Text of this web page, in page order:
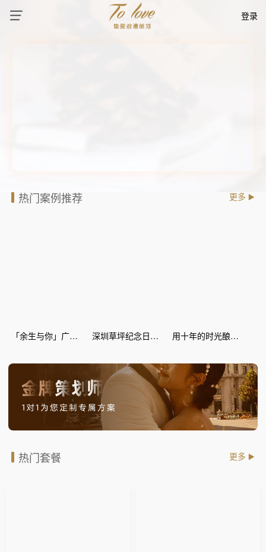
登录
热门案例推荐 更多
「余生与你」广场纪念日惊喜策划 深圳草坪纪念日惊喜策划 用十年的时光酿爱情的蜜糖--丽江灯海 纪念日惊喜
热门套餐 更多